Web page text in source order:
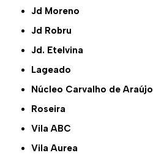
Jd Moreno
Jd Robru
Jd. Etelvina
Lageado
Núcleo Carvalho de Araújo
Roseira
Vila ABC
Vila Aurea